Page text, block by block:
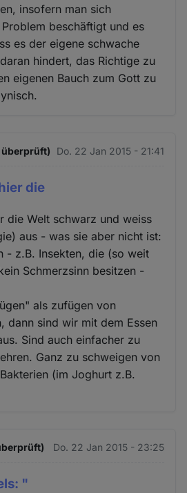
insofern man sich
beschäftigt und es
es der eigene schwache
hindert, das Richtige zu
eigenen Bauch zum Gott zu
überprüft) Do. 22 Jan 2015 - 21:41
die
die Welt schwarz und weiss
aus - was sie aber nicht ist:
- z.B. Insekten, die (so weit
Schmerzsinn besitzen -
als zufügen von
dann sind wir mit dem Essen
Sind auch einfacher zu
Ganz zu schweigen von
(im Joghurt z.B.
Do. 22 Jan 2015 - 23:25
"